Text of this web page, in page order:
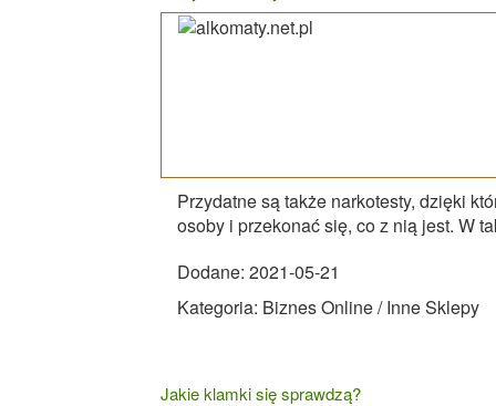
Przydatne są także narkotesty, dzięki
osoby i przekonać się, co z nią jest. W
Dodane: 2021-05-21
Kategoria: Biznes Online / Inne Sklepy
Jakie klamki się sprawdzą?